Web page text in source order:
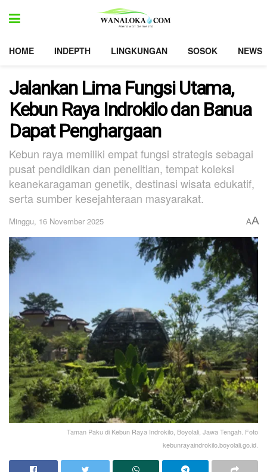
HOME INDEPTH LINGKUNGAN SOSOK NEWS
Jalankan Lima Fungsi Utama,
Kebun Raya Indrokilo dan Banua
Dapat Penghargaan
Kebun raya memiliki empat fungsi strategis sebagai
pusat pendidikan dan penelitian, tempat koleksi
keanekaragaman genetik, destinasi wisata edukatif,
serta sumber kesejahteraan masyarakat.
Minggu, 16 November 2025 AA
Taman Paku di Kebun Raya Indrokilo, Boyolali, Jawa Tengah. Foto
kebunrayaindrokilo.boyolali.go.id.